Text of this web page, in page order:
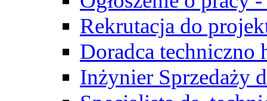
Rekrutacja do
Doradca techniczno
Inżynier Sprzedaży